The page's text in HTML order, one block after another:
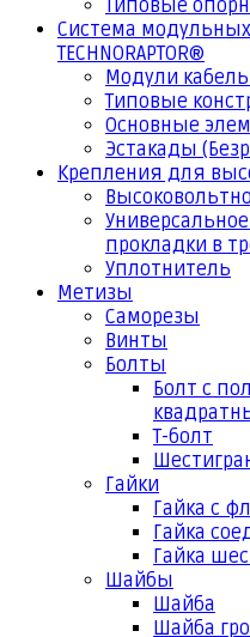
Типовые
Система
TECHNORAPTOR®
Модули
Типовые
Основные
Эстакады
Крепления для
прокладки в
Уплотнитель
Метизы
Саморезы
Винты
Болты
Болт с
Т-болт
Гайки
Гайка с
Гайка
Гайка
Шайбы
Шайба
Шайба